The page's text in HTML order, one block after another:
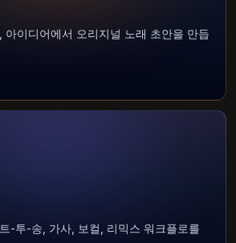
아이디어에서 오리지널 노래 초안을 만듭
-투-송, 가사, 보컬, 리믹스 워크플로를